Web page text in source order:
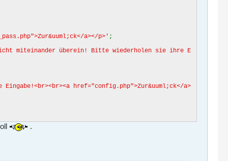
a></p>' ;
miteinander überein! Bitte wiederholen sie ihre E
href="config.php">Zur&uuml;ck</a>
.